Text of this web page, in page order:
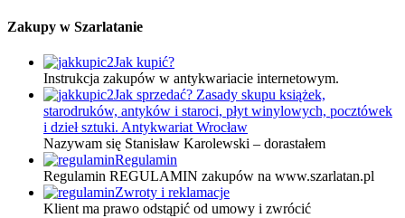
Zakupy w Szarlatanie
Jak kupić?
Instrukcja zakupów w antykwariacie internetowym.
Jak sprzedać? Zasady skupu książek,
starodruków, antyków i staroci, płyt winylowych, pocztówek
i dzieł sztuki. Antykwariat Wrocław
Nazywam się Stanisław Karolewski – dorastałem
Regulamin
Regulamin REGULAMIN zakupów na www.szarlatan.pl
Zwroty i reklamacje
Klient ma prawo odstąpić od umowy i zwrócić